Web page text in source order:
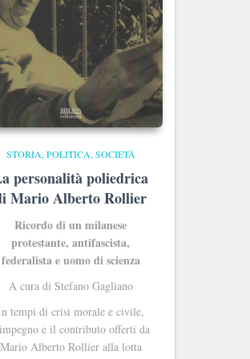
STORIA, POLITICA, SOCIETÀ
personalità poliedrica
Mario Alberto Rollier
Ricordo di un milanese
protestante, antifascista,
federalista e uomo di scienza
A cura di Stefano Gagliano
tempi di crisi morale e civile,
e il contributo offerti da
Mario Alberto Rollier alla lotta